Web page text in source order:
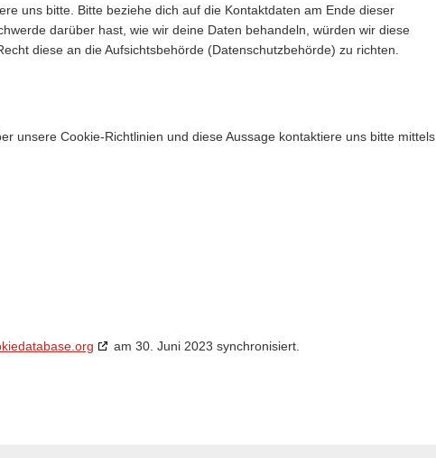
uns bitte. Bitte beziehe dich auf die Kontaktdaten am Ende dieser
darüber hast, wie wir deine Daten behandeln, würden wir diese
diese an die Aufsichtsbehörde (Datenschutzbehörde) zu richten.
unsere Cookie-Richtlinien und diese Aussage kontaktiere uns bitte mittels
am 30. Juni 2023 synchronisiert.